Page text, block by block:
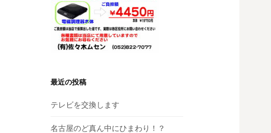
最近の投稿
テレビを交換します
名古屋のど真ん中にひまわり！？